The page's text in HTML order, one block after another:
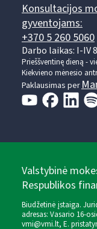
Konsultacijos
gyventojams:
+370 5 260 5060
Darbo laikas: I-IV
Prieššventinę dieną -
Kiekvieno mėnesio
Paklausimas per
Valstybinė
Respublikos
Biudžetinė įstaiga.
adresas: Vasario 16-
vmi@vmi.lt, E.